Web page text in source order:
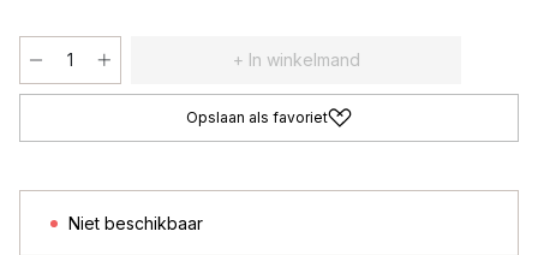
+ In winkelmand
Opslaan als favoriet
Niet beschikbaar